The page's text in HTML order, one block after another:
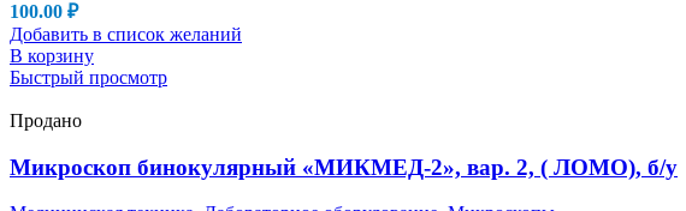
100.00 ₽
Добавить в список желаний
В корзину
Быстрый просмотр
Продано
Микроскоп бинокулярный «МИКМЕД-2», вар. 2, ( ЛОМО), б/у